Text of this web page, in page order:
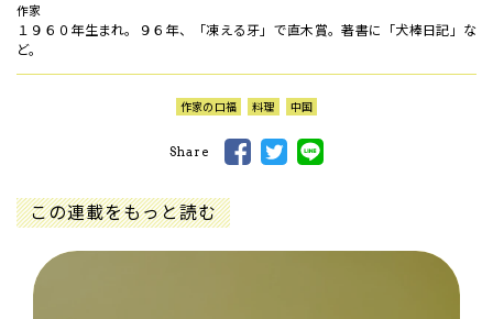
作家
１９６０年生まれ。９６年、「凍える牙」で直木賞。著書に「犬棒日記」な
ど。
作家の口福 料理 中国
Share
この連載をもっと読む